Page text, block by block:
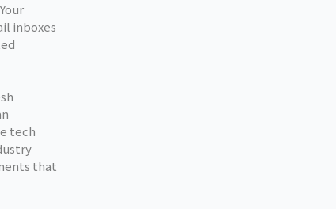
inboxes
tech
that